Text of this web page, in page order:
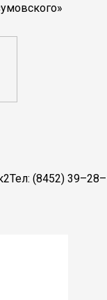
(8452) 39–28–